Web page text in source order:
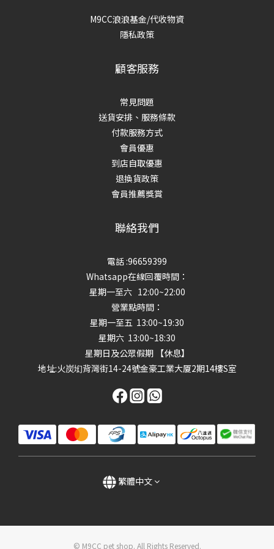
M9CC浪浪基金/代收物資
隱私政策
顧客服務
常見問題
送貨安排、服務條款
付款服務方式
會員優惠
到店自取優惠
退換貨政策
會員推薦獎賞
聯絡我們
電話 :96659399
Whatsapp在線回覆時間：
星期一至六 12:00~22:00
營業點時間：
星期一至五 13:00~19:30
星期六 13:00~18:30
星期日及公眾假期 【休息】
地址:火炭㘭背灣街14-24號金豪工業大厦2期14樓S室
繁體中文
© M9CC pet shop. All Rights Reserved.